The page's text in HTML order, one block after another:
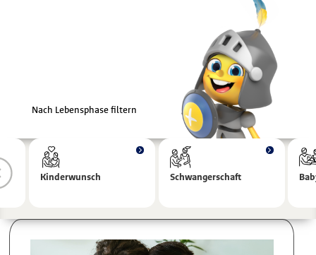
Nach Lebensphase filtern
Kinderwunsch Schwangerschaft